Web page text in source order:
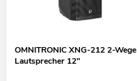
OMNITRONIC XNG-212 2-Wege
Lautsprecher 12"